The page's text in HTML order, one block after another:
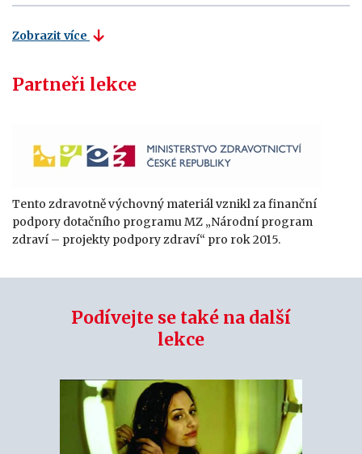
Zobrazit více
Partneři lekce
Tento zdravotně výchovný materiál vznikl za finanční
podpory dotačního programu MZ „Národní program
zdraví – projekty podpory zdraví“ pro rok 2015.
Podívejte se také na další
lekce